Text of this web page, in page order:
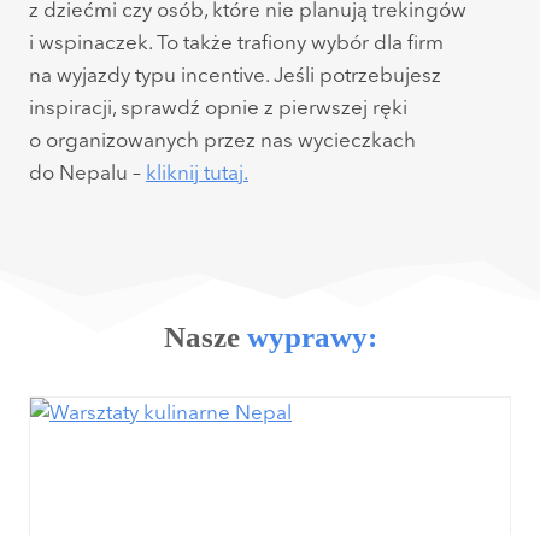
z dziećmi czy osób, które nie planują trekingów
i wspinaczek. To także trafiony wybór dla firm
na wyjazdy typu incentive. Jeśli potrzebujesz
inspiracji, sprawdź opnie z pierwszej ręki
o organizowanych przez nas wycieczkach
do Nepalu – kliknij tutaj.
Nasze wyprawy: